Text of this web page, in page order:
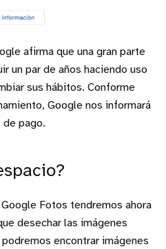
afirma que una gran parte
un par de años haciendo uso
sus hábitos. Conforme
Google nos informará
de pago.
Fotos tendremos ahora
desechar las imágenes
encontrar imágenes